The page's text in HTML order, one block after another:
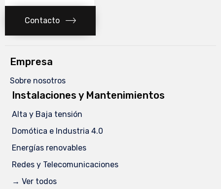
Contacto
Empresa
Sobre nosotros
Instalaciones y Mantenimientos
Alta y Baja tensión
Domótica e Industria 4.0
Energías renovables
Redes y Telecomunicaciones
→ Ver todos